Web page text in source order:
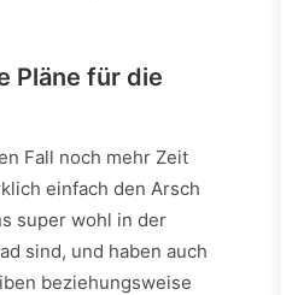
Pläne für die
Fall noch mehr Zeit
einfach den Arsch
super wohl in der
sind, und haben auch
beziehungsweise